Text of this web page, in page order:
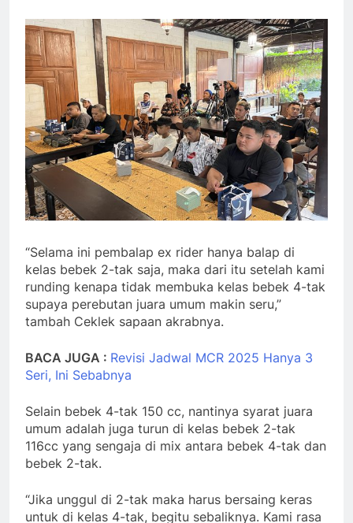
“Selama ini pembalap ex rider hanya balap di
kelas bebek 2-tak saja, maka dari itu setelah kami
runding kenapa tidak membuka kelas bebek 4-tak
supaya perebutan juara umum makin seru,”
tambah Ceklek sapaan akrabnya.
BACA JUGA : Revisi Jadwal MCR 2025 Hanya 3
Seri, Ini Sebabnya
Selain bebek 4-tak 150 cc, nantinya syarat juara
umum adalah juga turun di kelas bebek 2-tak
116cc yang sengaja di mix antara bebek 4-tak dan
bebek 2-tak.
“Jika unggul di 2-tak maka harus bersaing keras
untuk di kelas 4-tak, begitu sebaliknya. Kami rasa